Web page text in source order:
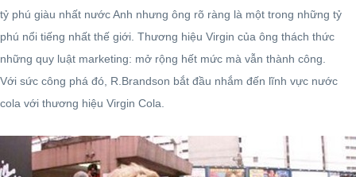
tỷ phú giàu nhất nước Anh nhưng ông rõ ràng là một trong những tỷ
phú nổi tiếng nhất thế giới. Thương hiệu Virgin của ông thách thức
những quy luật marketing: mở rộng hết mức mà vẫn thành công.
Với sức công phá đó, R.Brandson bắt đầu nhắm đến lĩnh vực nước
cola với thương hiệu Virgin Cola.